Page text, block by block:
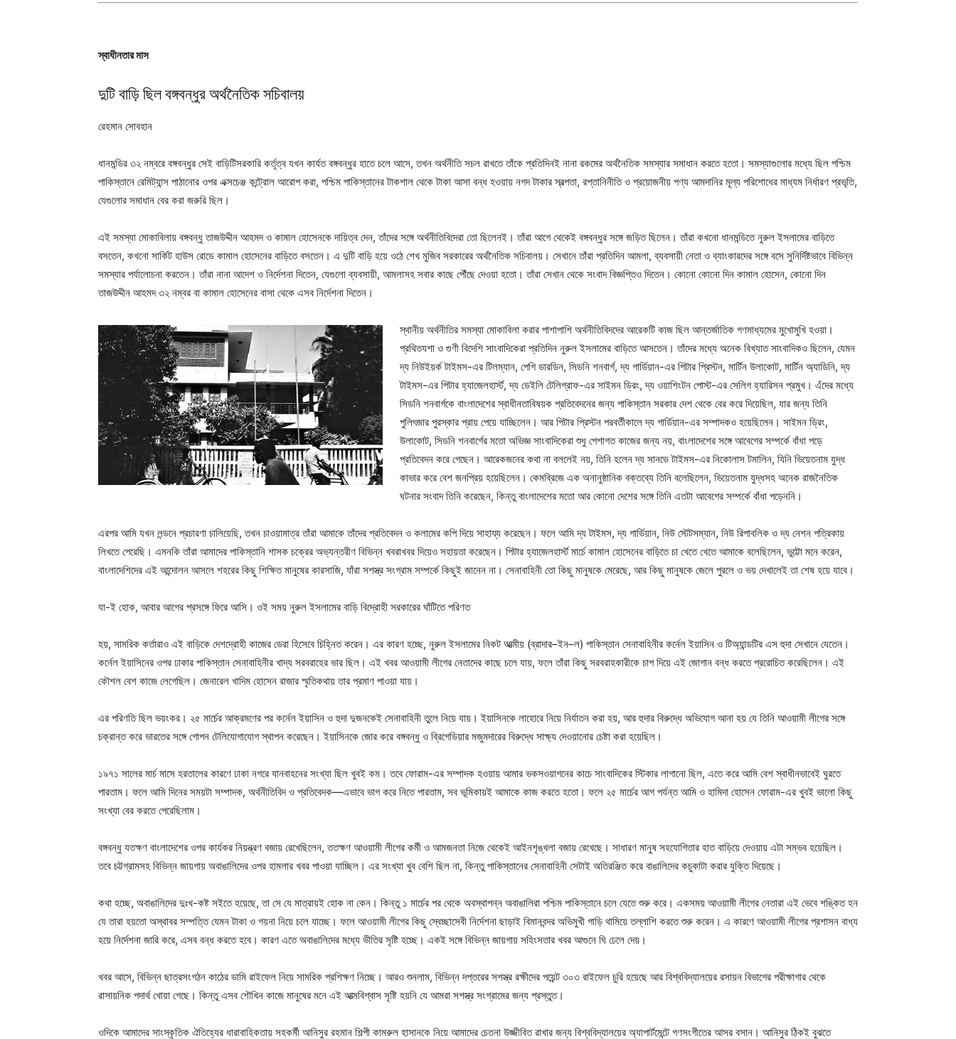
স্বাধীনতার মাস
দুটি বাড়ি ছিল বঙ্গবন্ধুর অর্থনৈতিক সচিবালয়
রেহমান সোবহান
ধানমন্ডির ৩২ নম্বরে বঙ্গবন্ধুর সেই বাড়িটিসরকারি কর্তৃত্ব যখন কার্যত বঙ্গবন্ধুর হাতে চলে আসে, তখন অর্থনীতি সচল রাখতে তাঁকে প্রতিদিনই নানা রকমের অর্থনৈতিক সমস্যার সমাধান করতে হতো। সমস্যাগুলোর মধ্যে ছিল পশ্চিম
পাকিস্তানে রেমিট্যান্স পাঠানোর ওপর এক্সচেঞ্জ কন্ট্রোল আরোপ করা, পশ্চিম পাকিস্তানের টাকশাল থেকে টাকা আসা বন্ধ হওয়ায় নগদ টাকার স্বল্পতা, রপ্তানিনীতি ও প্রয়োজনীয় পণ্য আমদানির মূল্য পরিশোধের মাধ্যম নির্ধারণ প্রভৃতি,
যেগুলোর সমাধান বের করা জরুরি ছিল।
এই সমস্যা মোকাবিলায় বঙ্গবন্ধু তাজউদ্দীন আহমদ ও কামাল হোসেনকে দায়িত্ব দেন, তাঁদের সঙ্গে অর্থনীতিবিদেরা তো ছিলেনই। তাঁরা আগে থেকেই বঙ্গবন্ধুর সঙ্গে জড়িত ছিলেন। তাঁরা কখনো ধানমন্ডিতে নুরুল ইসলামের বাড়িতে
বসতেন, কখনো সার্কিট হাউস রোডে কামাল হোসেনের বাড়িতে বসতেন। এ দুটি বাড়ি হয়ে ওঠে শেখ মুজিব সরকারের অর্থনৈতিক সচিবালয়। সেখানে তাঁরা প্রতিদিন আমলা, ব্যবসায়ী নেতা ও ব্যাংকারদের সঙ্গে বসে সুনির্দিষ্টভাবে বিভিন্ন
সমস্যার পর্যালোচনা করতেন। তাঁরা নানা আদেশ ও নির্দেশনা দিতেন, যেগুলো ব্যবসায়ী, আমলাসহ সবার কাছে পৌঁছে দেওয়া হতো। তাঁরা সেখান থেকে সংবাদ বিজ্ঞপ্তিও দিতেন। কোনো কোনো দিন কামাল হোসেন, কোনো দিন
তাজউদ্দীন আহমদ ৩২ নম্বর বা কামাল হোসেনের বাসা থেকে এসব নির্দেশনা দিতেন।
স্থানীয় অর্থনীতির সমস্যা মোকাবিলা করার পাশাপাশি অর্থনীতিবিদদের আরেকটি কাজ ছিল আন্তর্জাতিক গণমাধ্যমের মুখোমুখি হওয়া।
প্রথিতযশা ও গুণী বিদেশি সাংবাদিকেরা প্রতিদিন নুরুল ইসলামের বাড়িতে আসতেন। তাঁদের মধ্যে অনেক বিখ্যাত সাংবাদিকও ছিলেন, যেমন
দ্য নিউইয়র্ক টাইমস-এর টিলম্যান, পেগি ডারডিন, সিডনি শনবার্গ, দ্য গার্ডিয়ান-এর পিটার প্রিস্টন, মার্টিন উলাকোট, মার্টিন অ্যাডিনি, দ্য
টাইমস-এর পিটার হ্যাজেলহার্স্ট, দ্য ডেইলি টেলিগ্রাফ-এর সাইমন ড্রিং, দ্য ওয়াশিংটন পোস্ট-এর সেলিগ হ্যারিসন প্রমুখ। এঁদের মধ্যে
সিডনি শনবার্গকে বাংলাদেশের স্বাধীনতাবিষয়ক প্রতিবেদনের জন্য পাকিস্তান সরকার দেশ থেকে বের করে দিয়েছিল, যার জন্য তিনি
পুলিৎজার পুরস্কার প্রায় পেয়ে যাচ্ছিলেন। আর পিটার প্রিস্টন পরবর্তীকালে দ্য গার্ডিয়ান-এর সম্পাদকও হয়েছিলেন। সাইমন ড্রিং,
উলাকোট, সিডনি শনবার্গের মতো অভিজ্ঞ সাংবাদিকেরা শুধু পেশাগত কাজের জন্য নয়, বাংলাদেশের সঙ্গে আবেগের সম্পর্কে বাঁধা পড়ে
প্রতিবেদন করে গেছেন। আরেকজনের কথা না বললেই নয়, তিনি হলেন দ্য সানডে টাইমস-এর নিকোলাস টমালিন, যিনি ভিয়েতনাম যুদ্ধ
কাভার করে বেশ জনপ্রিয় হয়েছিলেন। কেমব্রিজে এক অনানুষ্ঠানিক বক্তব্যে তিনি বলেছিলেন, ভিয়েতনাম যুদ্ধসহ অনেক রাজনৈতিক
ঘটনার সংবাদ তিনি করেছেন, কিন্তু বাংলাদেশের মতো আর কোনো দেশের সঙ্গে তিনি এতটা আবেগের সম্পর্কে বাঁধা পড়েননি।
এরপর আমি যখন লন্ডনে প্রচারণা চালিয়েছি, তখন চাওয়ামাত্র তাঁরা আমাকে তাঁদের প্রতিবেদন ও কলামের কপি দিয়ে সাহায্য করেছেন। ফলে আমি দ্য টাইমস, দ্য গার্ডিয়ান, নিউ স্টেটসম্যান, নিউ রিপাবলিক ও দ্য নেশন পত্রিকায়
লিখতে পেরেছি। এমনকি তাঁরা আমাদের পাকিস্তানি শাসক চক্রের অভ্যন্তরীণ বিভিন্ন খবরাখবর দিয়েও সহায়তা করেছেন। পিটার হ্যাজেলহার্স্ট মার্চে কামাল হোসেনের বাড়িতে চা খেতে খেতে আমাকে বলেছিলেন, ভুট্টো মনে করেন,
বাংলাদেশিদের এই আন্দোলন আসলে শহরের কিছু শিক্ষিত মানুষের কারসাজি, যাঁরা সশস্ত্র সংগ্রাম সম্পর্কে কিছুই জানেন না। সেনাবাহিনী তো কিছু মানুষকে মেরেছে, আর কিছু মানুষকে জেলে পুরলে ও ভয় দেখালেই তা শেষ হয়ে যাবে।
যা-ই হোক, আবার আগের প্রসঙ্গে ফিরে আসি। ওই সময় নুরুল ইসলামের বাড়ি বিদ্রোহী সরকারের ঘাঁটিতে পরিণত
হয়, সামরিক কর্তারাও এই বাড়িকে দেশদ্রোহী কাজের ডেরা হিসেবে চিহ্নিত করেন। এর কারণ হচ্ছে, নুরুল ইসলামের নিকট আত্মীয় (ব্রাদার–ইন–ল) পাকিস্তান সেনাবাহিনীর কর্নেল ইয়াসিন ও টিঅ্যান্ডটির এস হুদা সেখানে যেতেন।
কর্নেল ইয়াসিনের ওপর ঢাকার পাকিস্তান সেনাবাহিনীর খাদ্য সরবরাহের ভার ছিল। এই খবর আওয়ামী লীগের নেতাদের কাছে চলে যায়, ফলে তাঁরা কিছু সরবরাহকারীকে চাপ দিয়ে এই জোগান বন্ধ করতে প্ররোচিত করেছিলেন। এই
কৌশল বেশ কাজে লেগেছিল। জেনারেল খাদিম হোসেন রাজার স্মৃতিকথায় তার প্রমাণ পাওয়া যায়।
এর পরিণতি ছিল ভয়ংকর। ২৫ মার্চের আক্রমণের পর কর্নেল ইয়াসিন ও হুদা দুজনকেই সেনাবাহিনী তুলে নিয়ে যায়। ইয়াসিনকে লাহোরে নিয়ে নির্যাতন করা হয়, আর হুদার বিরুদ্ধে অভিযোগ আনা হয় যে তিনি আওয়ামী লীগের সঙ্গে
চক্রান্ত করে ভারতের সঙ্গে গোপন টেলিযোগাযোগ স্থাপন করেছেন। ইয়াসিনকে জোর করে বঙ্গবন্ধু ও ব্রিগেডিয়ার মজুমদারের বিরুদ্ধে সাক্ষ্য দেওয়ানোর চেষ্টা করা হয়েছিল।
১৯৭১ সালের মার্চ মাসে হরতালের কারণে ঢাকা নগরে যানবাহনের সংখ্যা ছিল খুবই কম। তবে ফোরাম-এর সম্পাদক হওয়ায় আমার ভকসওয়াগনের কাচে সাংবাদিকের স্টিকার লাগানো ছিল, এতে করে আমি বেশ স্বাধীনভাবেই ঘুরতে
পারতাম। ফলে আমি দিনের সময়টা সম্পাদক, অর্থনীতিবিদ ও প্রতিবেদক—এভাবে ভাগ করে নিতে পারতাম, সব ভূমিকায়ই আমাকে কাজ করতে হতো। ফলে ২৫ মার্চের আগ পর্যন্ত আমি ও হামিদা হোসেন ফোরাম-এর খুবই ভালো কিছু
সংখ্যা বের করতে পেরেছিলাম।
বঙ্গবন্ধু যতক্ষণ বাংলাদেশের ওপর কার্যকর নিয়ন্ত্রণ বজায় রেখেছিলেন, ততক্ষণ আওয়ামী লীগের কর্মী ও আমজনতা নিজে থেকেই আইনশৃঙ্খলা বজায় রেখেছে। সাধারণ মানুষ সহযোগিতার হাত বাড়িয়ে দেওয়ায় এটা সম্ভব হয়েছিল।
তবে চট্টগ্রামসহ বিভিন্ন জায়গায় অবাঙালিদের ওপর হামলার খবর পাওয়া যাচ্ছিল। এর সংখ্যা খুব বেশি ছিল না, কিন্তু পাকিস্তানের সেনাবাহিনী সেটাই অতিরঞ্জিত করে বাঙালিদের কচুকাটা করার যুক্তি দিয়েছে।
কথা হচ্ছে, অবাঙালিদের দুঃখ-কষ্ট সইতে হয়েছে, তা সে যে মাত্রায়ই হোক না কেন। কিন্তু ১ মার্চের পর থেকে অবস্থাপন্ন অবাঙালিরা পশ্চিম পাকিস্তানে চলে যেতে শুরু করে। একসময় আওয়ামী লীগের নেতারা এই ভেবে শঙ্কিত হন
যে তারা হয়তো অস্থাবর সম্পত্তি যেমন টাকা ও গয়না নিয়ে চলে যাচ্ছে। ফলে আওয়ামী লীগের কিছু স্বেচ্ছাসেবী নির্দেশনা ছাড়াই বিমানবন্দর অভিমুখী গাড়ি থামিয়ে তল্লাশি করতে শুরু করেন। এ কারণে আওয়ামী লীগের প্রশাসন বাধ্য
হয়ে নির্দেশনা জারি করে, এসব বন্ধ করতে হবে। কারণ এতে অবাঙালিদের মধ্যে ভীতির সৃষ্টি হচ্ছে। একই সঙ্গে বিভিন্ন জায়গায় সহিংসতার খবর আগুনে ঘি ঢেলে দেয়।
খবর আসে, বিভিন্ন ছাত্রসংগঠন কাঠের ডামি রাইফেল নিয়ে সামরিক প্রশিক্ষণ নিচ্ছে। আরও শুনলাম, বিভিন্ন দপ্তরের সশস্ত্র রক্ষীদের পয়েন্ট ৩০৩ রাইফেল চুরি হয়েছে আর বিশ্ববিদ্যালয়ের রসায়ন বিভাগের পরীক্ষাগার থেকে
রাসায়নিক পদার্থ খোয়া গেছে। কিন্তু এসব শৌখিন কাজে মানুষের মনে এই আত্মবিশ্বাস সৃষ্টি হয়নি যে আমরা সশস্ত্র সংগ্রামের জন্য প্রস্তুত।
ওদিকে আমাদের সাংস্কৃতিক ঐতিহ্যের ধারাবাহিকতায় সহকর্মী আনিসুর রহমান শিল্পী কামরুল হাসানকে নিয়ে আমাদের চেতনা উজ্জীবিত রাখার জন্য বিশ্ববিদ্যালয়ের অ্যাপার্টমেন্টে গণসংগীতের আসর বসান। আনিসুর ঠিকই বুঝতে